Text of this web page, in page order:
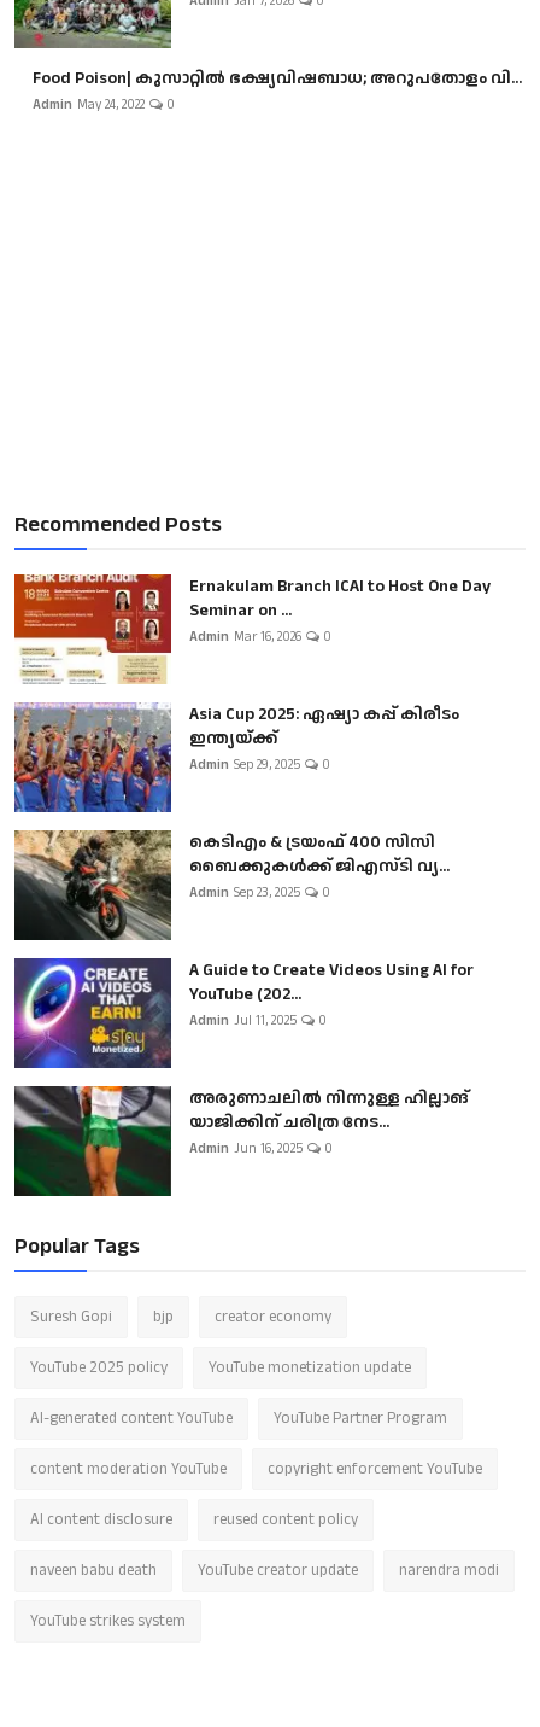
Food Poison| കുസാറ്റില്‍ ഭക്ഷ്യവിഷബാധ; അറുപതോളം വി...
Admin May 24, 2022 0
Recommended Posts
Ernakulam Branch ICAI to Host One Day
Seminar on ...
Admin Mar 16, 2026 0
Asia Cup 2025: ഏഷ്യാ കപ്പ് കിരീടം
ഇന്ത്യയ്ക്ക്
Admin Sep 29, 2025 0
കെടിഎം & ട്രയംഫ് 400 സിസി
ബൈക്കുകൾക്ക് ജിഎസ്ടി വ്യ...
Admin Sep 23, 2025 0
A Guide to Create Videos Using AI for
YouTube (202...
Admin Jul 11, 2025 0
അരുണാചലിൽ നിന്നുള്ള ഹില്ലാങ്
യാജിക്കിന് ചരിത്ര നേട...
Admin Jun 16, 2025 0
Popular Tags
Suresh Gopi bjp creator economy
YouTube 2025 policy YouTube monetization update
AI-generated content YouTube YouTube Partner Program
content moderation YouTube copyright enforcement YouTube
AI content disclosure reused content policy
naveen babu death YouTube creator update narendra modi
YouTube strikes system